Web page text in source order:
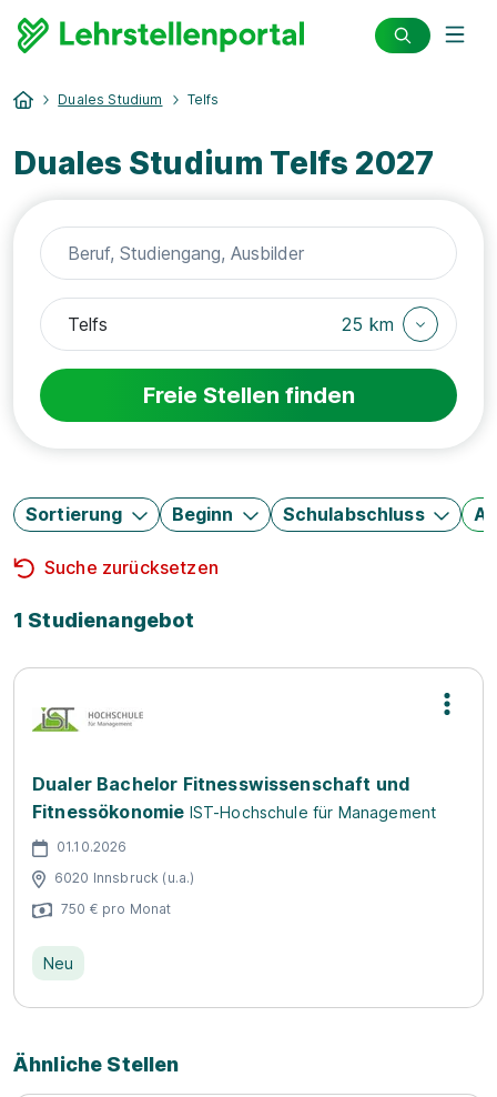
Duales Studium Telfs
Duales Studium Telfs 2027
25 km
Freie Stellen finden
Sortierung Beginn Schulabschluss
Suche zurücksetzen
1 Studienangebot
Dualer Bachelor Fitnesswissenschaft und
Fitnessökonomie IST-Hochschule für Management
01.10.2026
6020 Innsbruck (u.a.)
750 € pro Monat
Neu
Ähnliche Stellen